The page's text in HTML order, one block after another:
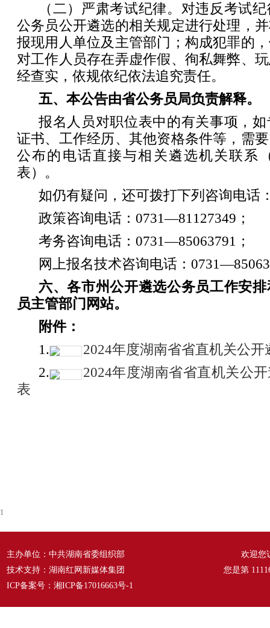
（二）严肃考试纪律。对违反考试
公务员公开遴选的相关规定进行处理，
报现用人单位及主管部门；构成犯罪的
对工作人员存在弄虚作假、徇私舞弊、
经查实，依规依纪依法追究责任。
五、本公告由省公务员局负责解释。
报名人员对职位表中的有关事项，
证书、工作经历、其他资格条件等，需
公布的电话直接与相关遴选机关联系
表）。
如仍有疑问，还可拨打下列咨询电话
政策咨询电话：0731—81127349；
考务咨询电话：0731—85063791；
网上报名技术咨询电话：
六、各市州公开遴选公务员工作安
员主管部门网站。
附件：
1.
2024年度湖南省省直机关公
2.
2024年度湖南省省直机关公
表
1
主办单位：中共湖南省委组织部
技术支持：湖南红网新媒体集团
ICP备案号： 湘ICP备17016663号-1
欢迎您
您是第